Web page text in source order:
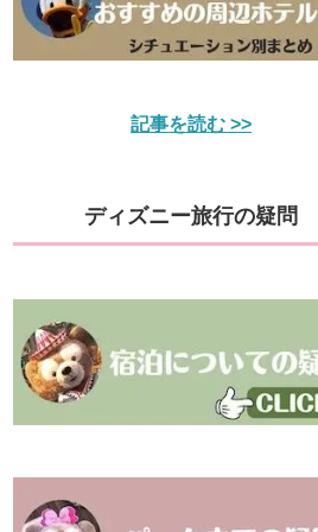
記事を読む >>
ディズニー旅行の疑問